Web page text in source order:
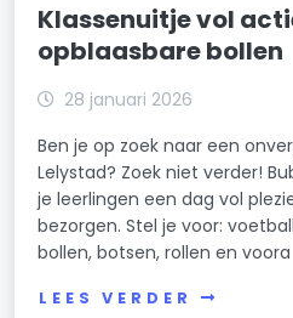
Klassenuitje vol
opblaasbare bollen
28 januari 2026
Ben je op zoek naar een
Lelystad? Zoek niet verder!
je leerlingen een dag vol
bezorgen. Stel je voor:
bollen, botsen, rollen en voora
LEES VERDER